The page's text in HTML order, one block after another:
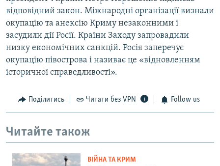
відповідний закон. Міжнародні організації визнали
окупацію та анексію Криму незаконними і
засудили дії Росії. Країни Заходу запровадили
низку економічних санкцій. Росія заперечує
окупацію півострова і називає це «відновленням
історичної справедливості».
Поділитись Читати без VPN Follow us
Читайте також
ВІЙНА ТА КРИМ